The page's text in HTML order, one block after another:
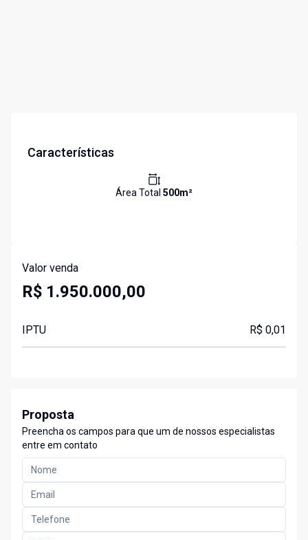
Características
Área Total 500m²
Valor venda
R$ 1.950.000,00
IPTU R$ 0,01
Proposta
Preencha os campos para que um de nossos especialistas
entre em contato